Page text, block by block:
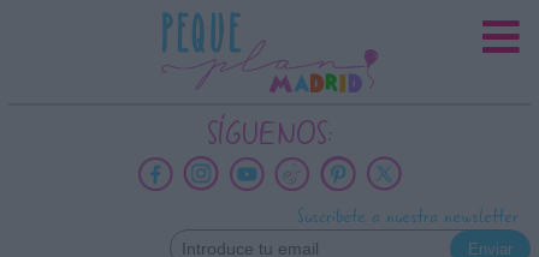
SÍGUENOS:
Suscríbete a nuestra newsletter
INFORMACION SOBRE LA
PROTECCIÓN DE TUS DATOS
Datos tratados: